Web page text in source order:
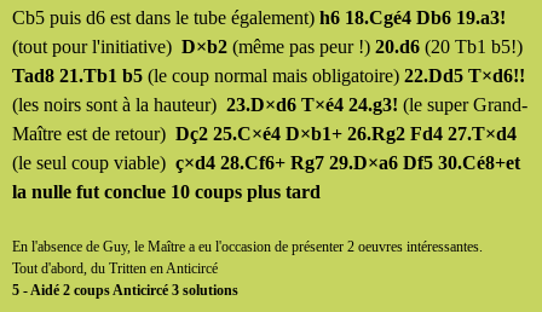
Cb5 puis d6 est dans le tube également) h6 18.Cgé4 Db6 19.a3!
(tout pour l'initiative) D×b2 (même pas peur !) 20.d6 (20 Tb1 b5!)
Tad8 21.Tb1 b5 (le coup normal mais obligatoire) 22.Dd5 T×d6!!
(les noirs sont à la hauteur) 23.D×d6 T×é4 24.g3! (le super Grand-
Maître est de retour) Dç2 25.C×é4 D×b1+ 26.Rg2 Fd4 27.T×d4
(le seul coup viable) ç×d4 28.Cf6+ Rg7 29.D×a6 Df5 30.Cé8+et
la nulle fut conclue 10 coups plus tard
En l'absence de Guy, le Maître a eu l'occasion de présenter 2 oeuvres intéressantes.
Tout d'abord, du Tritten en Anticircé
5 - Aidé 2 coups Anticircé 3 solutions